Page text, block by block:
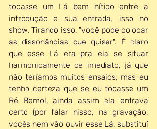
tocasse um Lá bem nítido entre a
introdução e sua entrada, isso no
show. Tirando isso, "você pode colocar
as dissonâncias que quiser". É claro
que esse Lá era pra ela se situar
harmonicamente de imediato, já que
não teríamos muitos ensaios, mas eu
tenho certeza que se eu tocasse um
Ré Bemol, ainda assim ela entrava
certo (por falar nisso, na gravação,
vocês nem vão ouvir esse Lá, substituí